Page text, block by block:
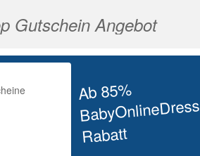
Gutschein Angebot
Ab 85%
BabyOnlineDress
Rabatt